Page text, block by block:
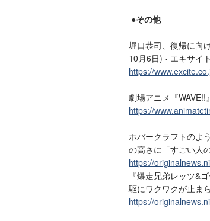
●その他
堀口恭司、復帰に向
10月6日) - エキサイ
https://
劇場アニメ『
https://
ホバークラフトのよ
の高さに「すごい人
https://
『爆走兄弟レッツ&
駆にワクワクが止ま
https://